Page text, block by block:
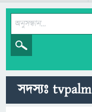
সদস্যঃ tvpalm